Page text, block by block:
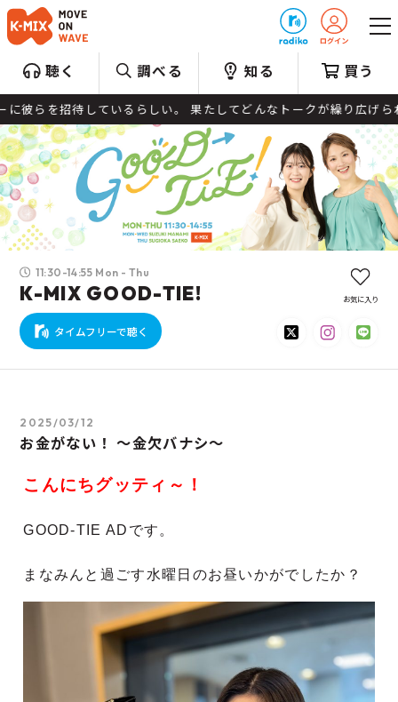
聴く 調べる 知る 買う
らしい。 果たしてどんなトークが繰り広げられるのか…
11:30-14:55 Mon - Thu
K-MIX GOOD-TIE!
タイムフリーで聴く
お気に入り
2025/03/12
お金がない！ ～金欠バナシ～
こんにちグッティ～！
GOOD-TIE ADです。
まなみんと過ごす水曜日のお昼いかがでしたか？